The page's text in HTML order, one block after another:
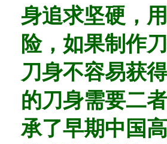
身追求坚硬，
险，如果制作
刀身不容易获
的刀身需要二
承了早期中国